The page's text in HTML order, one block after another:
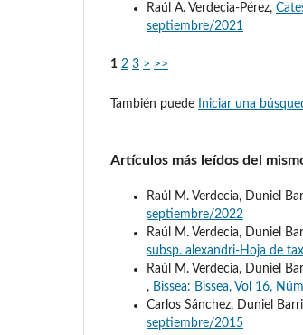
Raúl A. Verdecia-Pérez,
septiembre/2021
1 2 3 > >>
También puede Iniciar una
Artículos más leídos del
Raúl M. Verdecia, Duniel
septiembre/2022
Raúl M. Verdecia, Duniel
subsp. alexandri-Hoja de
Raúl M. Verdecia, Duniel
, Bissea: Bissea, Vol 16,
Carlos Sánchez, Duniel
septiembre/2015